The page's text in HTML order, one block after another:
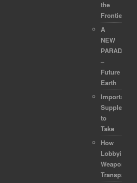
the
Frontier
A
NEW
PARADIGM
–
Future
Earth
Important
Supplements
to
Take
How
Lobbyists
Weaponized
Transparency